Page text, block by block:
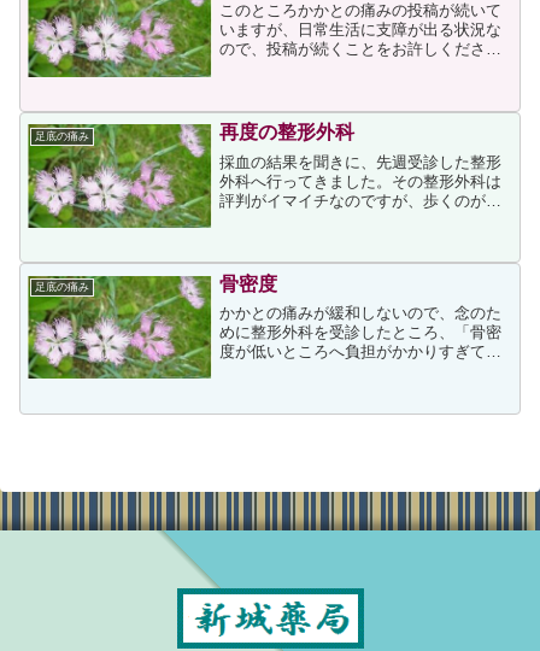
このところかかとの痛みの投稿が続いて
いますが、日常生活に支障が出る状況な
ので、投稿が続くことをお許しくださ
も数週間から数年と差が大きいため、大
怪我ではないものの難治のよ...
足底の痛み 再度の整形外科
採血の結果を聞きに、先週受診した整形
外科へ行ってきました。その整形外科は
評判がイマイチなのですが、歩くのが辛
の結果、血清Ca，リン,アルカリフォスフ
ァターゼ（ALP）が...
足底の痛み 骨密度
かかとの痛みが緩和しないので、念のた
めに整形外科を受診したところ、「骨密
度が低いところへ負担がかかりすぎて痛
ことでした。採血の結果が来週になるの